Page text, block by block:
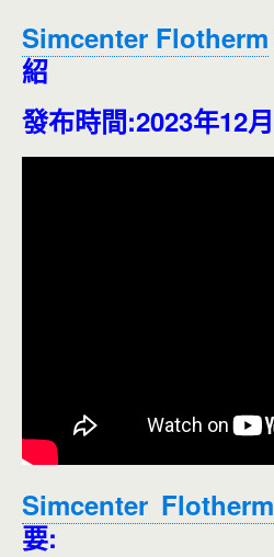
Simcenter Flotherm
紹
發布時間:2023年12月
Simcenter Flotherm
要: